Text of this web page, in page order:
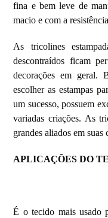
fina e bem leve de
macio e com a
As tricolines
descontraídos ficam
decorações em geral.
escolher as estampas
um sucesso, possuem
variadas criações. As
grandes aliados em suas
APLICAÇÕES DO
É o tecido mais usado